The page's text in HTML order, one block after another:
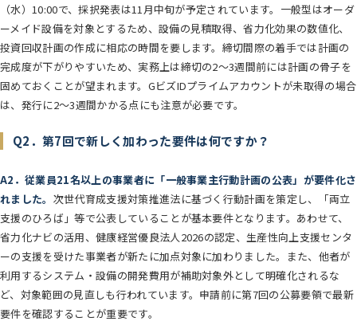
（水）10:00で、採択発表は11月中旬が予定されています。一般型はオーダ
ーメイド設備を対象とするため、設備の見積取得、省力化効果の数値化、
投資回収計画の作成に相応の時間を要します。締切間際の着手では計画の
完成度が下がりやすいため、実務上は締切の2〜3週間前には計画の骨子を
固めておくことが望まれます。GビズIDプライムアカウントが未取得の場合
は、発行に2〜3週間かかる点にも注意が必要です。
Q2．第7回で新しく加わった要件は何ですか？
A2．従業員21名以上の事業者に「一般事業主行動計画の公表」が要件化さ
れました。 次世代育成支援対策推進法に基づく行動計画を策定し、「両立
支援のひろば」等で公表していることが基本要件となります。あわせて、
省力化ナビの活用、健康経営優良法人2026の認定、生産性向上支援センタ
ーの支援を受けた事業者が新たに加点対象に加わりました。また、他者が
利用するシステム・設備の開発費用が補助対象外として明確化されるな
ど、対象範囲の見直しも行われています。申請前に第7回の公募要領で最新
要件を確認することが重要です。